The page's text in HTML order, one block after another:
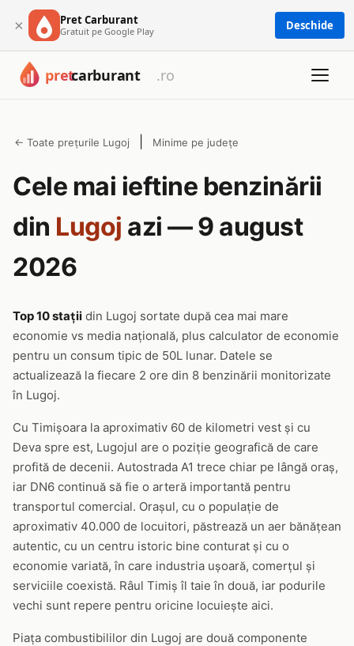
× Pret Carburant
Gratuit pe Google Play Deschide
← Toate prețurile Lugoj Minime pe județe
Cele mai ieftine benzinării
din Lugoj azi — 9 august
2026
Top 10 stații din Lugoj sortate după cea mai mare
economie vs media națională, plus calculator de economie
pentru un consum tipic de 50L lunar. Datele se
actualizează la fiecare 2 ore din 8 benzinării monitorizate
în Lugoj.
Cu Timișoara la aproximativ 60 de kilometri vest și cu
Deva spre est, Lugojul are o poziție geografică de care
profită de decenii. Autostrada A1 trece chiar pe lângă oraș,
iar DN6 continuă să fie o arteră importantă pentru
transportul comercial. Orașul, cu o populație de
aproximativ 40.000 de locuitori, păstrează un aer bănățean
autentic, cu un centru istoric bine conturat și cu o
economie variată, în care industria ușoară, comerțul și
serviciile coexistă. Râul Timiș îl taie în două, iar podurile
vechi sunt repere pentru oricine locuiește aici.
Piața combustibililor din Lugoj are două componente